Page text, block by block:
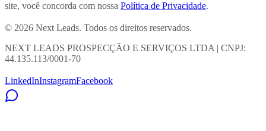
site, você concorda com nossa Política de Privacidade.
© 2026 Next Leads. Todos os direitos reservados.
NEXT LEADS PROSPECÇÃO E SERVIÇOS LTDA | CNPJ:
44.135.113/0001-70
LinkedInInstagramFacebook